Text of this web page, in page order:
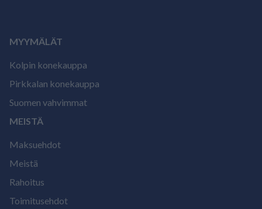
MYYMÄLÄT
Kolpin konekauppa
Pirkkalan konekauppa
Suomen vahvimmat
MEISTÄ
Maksuehdot
Meistä
Rahoitus
Toimitusehdot